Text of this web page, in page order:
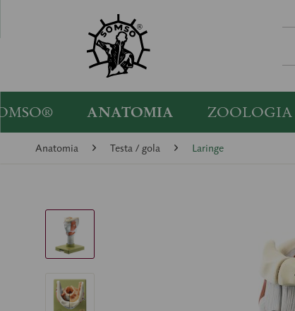
ANATOMIA ZOOLOGIA
Anatomia Testa / gola Laringe